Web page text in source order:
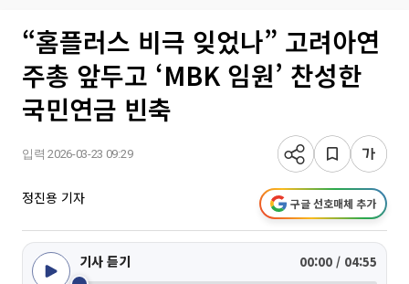
“홈플러스 비극 잊었나” 고려아연
주총 앞두고 ‘MBK 임원’ 찬성한
국민연금 빈축
입력 2026-03-23 09:29
정진용 기자 구글 선호매체 추가
기사 듣기 00:00 / 04:55